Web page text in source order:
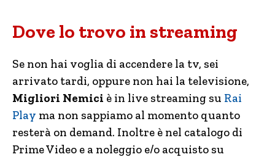
Dove lo trovo in streaming
Se non hai voglia di accendere la tv, sei
arrivato tardi, oppure non hai la televisione,
Migliori Nemici è in live streaming su Rai
Play ma non sappiamo al momento quanto
resterà on demand. Inoltre è nel catalogo di
Prime Video e a noleggio e/o acquisto su